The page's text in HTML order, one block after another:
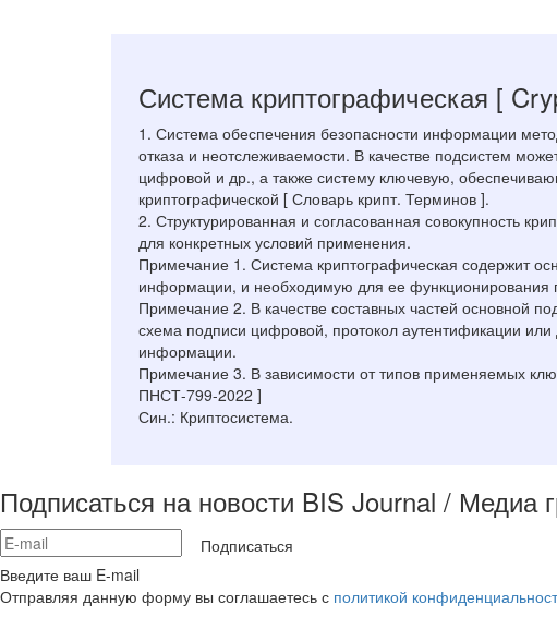
Система криптографическая [
1. Система обеспечения безопасности информации
отказа и неотслеживаемости. В качестве подсистем
цифровой и др., а также систему ключевую,
криптографической [ Словарь крипт. Терминов ].
2. Структурированная и согласованная совокупность
для конкретных условий применения.
Примечание 1. Система криптографическая содержит
информации, и необходимую для ее функционирования
Примечание 2. В качестве составных частей основной
схема подписи цифровой, протокол аутентификации
информации.
Примечание 3. В зависимости от типов применяемых
ПНСТ-799-2022 ]
Син.: Криптосистема.
Подписаться на новости BIS Journal / Медиа
Подписаться
Введите ваш E-mail
Отправляя данную форму вы соглашаетесь с политикой